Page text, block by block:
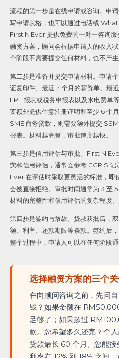
流程的第一步是在线申请或咨询。申
写申请表格，也可以通过电话或
First N Ever 提供免费的一对一咨询
融资方案，顾问会根据申请人的收入
个阶段不需要提交任何材料，也不产生
第二步是准备并提交申请材料。申请
证复印件、最近 3 个月的薪资单、最
EPF 报表或税务申报表以及水电费单
要额外提供生意注册证明和至少 6 个
SME 商务贷款，则需要额外提交
报表。材料越完整，审批速度越快。
第三步是信用评估与审批。First N
实和信用评估，通常会参考 CCRIS
Ever 在评估时采取更灵活的标准，即
会被直接拒绝。审批时间通常为 3 至
材料的完整性和信用评估的复杂程度。
第四步是签约与放款。贷款获批后，
额、利率、还款期限等条款。签约后
整个过程中，申请人可以在任何阶段
选择融资方案的三个
在向顾问咨询之前，先问
钱？如果金额在
足够了；如果超过
款。您希望多久还完？个
贷款最长 60 个月。您能